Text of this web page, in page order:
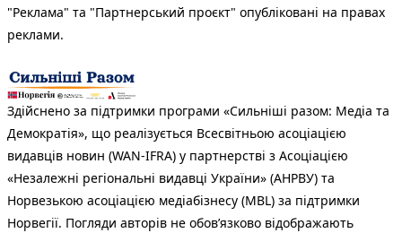
"Реклама" та "Партнерський проєкт" опубліковані на правах
реклами.
Здійснено за підтримки програми «Сильніші разом: Медіа та
Демократія», що реалізується Всесвітньою асоціацією
видавців новин (WAN-IFRA) у партнерстві з Асоціацією
«Незалежні регіональні видавці України» (АНРВУ) та
Норвезькою асоціацією медіабізнесу (MBL) за підтримки
Норвегії. Погляди авторів не обов’язково відображають